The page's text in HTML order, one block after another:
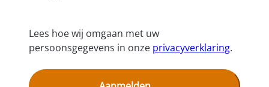
Lees hoe wij omgaan met uw
persoonsgegevens in onze privacyverklaring.